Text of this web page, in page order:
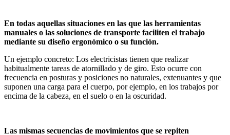
En todas aquellas situaciones en las que las herramientas
manuales o las soluciones de transporte faciliten el trabajo
mediante su diseño ergonómico o su función.
Un ejemplo concreto: Los electricistas tienen que realizar
habitualmente tareas de atornillado y de giro. Esto ocurre con
frecuencia en posturas y posiciones no naturales, extenuantes y que
suponen una carga para el cuerpo, por ejemplo, en los trabajos por
encima de la cabeza, en el suelo o en la oscuridad.
Las mismas secuencias de movimientos que se repiten